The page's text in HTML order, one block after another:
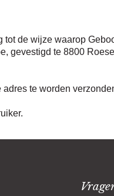
tot de wijze waarop
gevestigd te 8800
te worden